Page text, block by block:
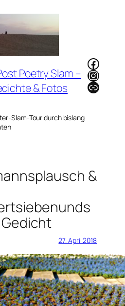
Poetry Slam –
& Fotos
Slam-Tour durch bislang
Link
&
27. April 2018